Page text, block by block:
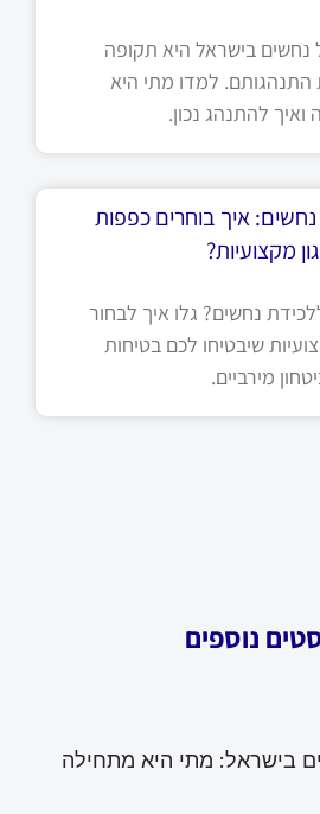
נחשים בישראל היא תקופה
התנהגותם. למדו מתי היא
ואיך להתנהג נכון.
איך בוחרים כפפות
מקצועיות?
נחשים? גלו איך לבחור
שיבטיחו לכם בטיחות
מירביים.
נוספים
בישראל: מתי היא מתחילה